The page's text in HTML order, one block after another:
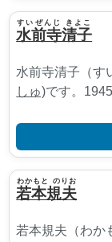
水前寺清子
すいぜんじ きよこ
水前寺清子（す
しゅ)です。
若本規夫
わかもと のりお
若本規夫（わか